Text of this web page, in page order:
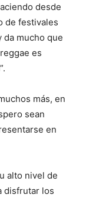
desde
de festivales
da mucho que
es
más, en
sean
en
alto nivel de
disfrutar los